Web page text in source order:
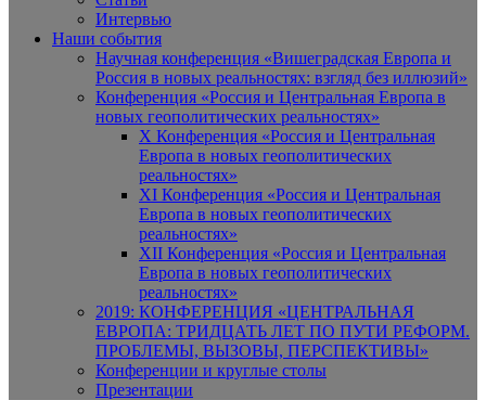
Интервью
Наши события
Научная конференция «Вишеградская Европа и
Россия в новых реальностях: взгляд без иллюзий»
Конференция «Россия и Центральная Европа в
новых геополитических реальностях»
X Конференция «Россия и Центральная
Европа в новых геополитических
реальностях»
XI Конференция «Россия и Центральная
Европа в новых геополитических
реальностях»
XII Конференция «Россия и Центральная
Европа в новых геополитических
реальностях»
2019: КОНФЕРЕНЦИЯ «ЦЕНТРАЛЬНАЯ
ЕВРОПА: ТРИДЦАТЬ ЛЕТ ПО ПУТИ РЕФОРМ.
ПРОБЛЕМЫ, ВЫЗОВЫ, ПЕРСПЕКТИВЫ»
Конференции и круглые столы
Презентации